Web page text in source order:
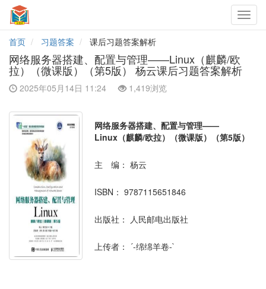
首页
习题答案 课后习题答案解析
网络服务器搭建、配置与管理——Linux（麒麟/欧
拉）（微课版）（第5版） 杨云课后习题答案解析
2025年05月14日 11:24 1,419浏览
网络服务器搭建、配置与管理——
Linux（麒麟/欧拉）（微课版）（第5版）
主 编： 杨云
ISBN： 9787115651846
出版社： 人民邮电出版社
上传者： ´-绵绵羊卷-`